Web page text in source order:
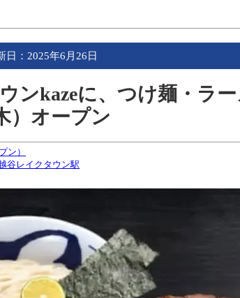
日： 2025年6月26日
ンkazeに、つけ麺・ラ
）オープン
ン）
谷レイクタウン駅